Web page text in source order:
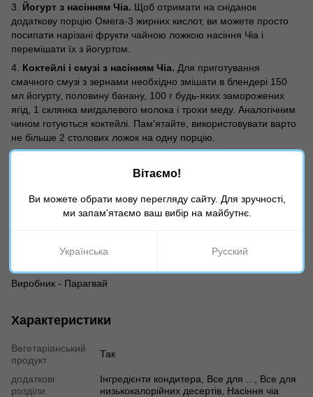
3. Йогурт з насінням Чіа. Щоб отримати на сніданок
додаткову порцію Омега-3 жирних кислот, ви можете просто
посипати нарізані фрукти чайною ложкою насіння Чіа і
перемішати їх з йогуртом.
4. Коктейлі і смузі з насінням Чіа. Для приготування
смачного смузі з зернами необхідно змішати в блендері 150
мл йогурту, половину банану, 100 г будь-яких заморожених
ягід, 1 склянка мигдалевого молока і трохи меду. Аналогічним
чином готуються коктейлі. Пам'ятайте, використовувати варто
не більше 2 столових ложок на одну порцію.
100% насіння Чіа, без ГМО.
Умови зберігання:зберігати в сухому і прохолодному місці, в
Виробник - Парагвай
Характеристики
Вегетаріанський
продукт
Так
додаткові
розділи
Інгредієнти кондитера, Все для ..., Все для
низькокалорійних десертів, Насіння чіа
Вітаємо!
Ви можете обрати мову перегляду сайту. Для зручності,
ми запам'ятаємо ваш вибір на майбутнє.
Українська Русский